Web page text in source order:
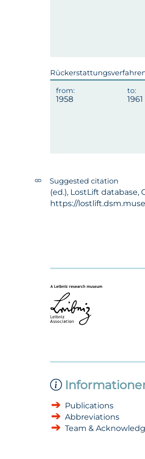
1958 1961
Suggested citation
(ed.), LostLift
https://
Publications
Abbreviations
Team &